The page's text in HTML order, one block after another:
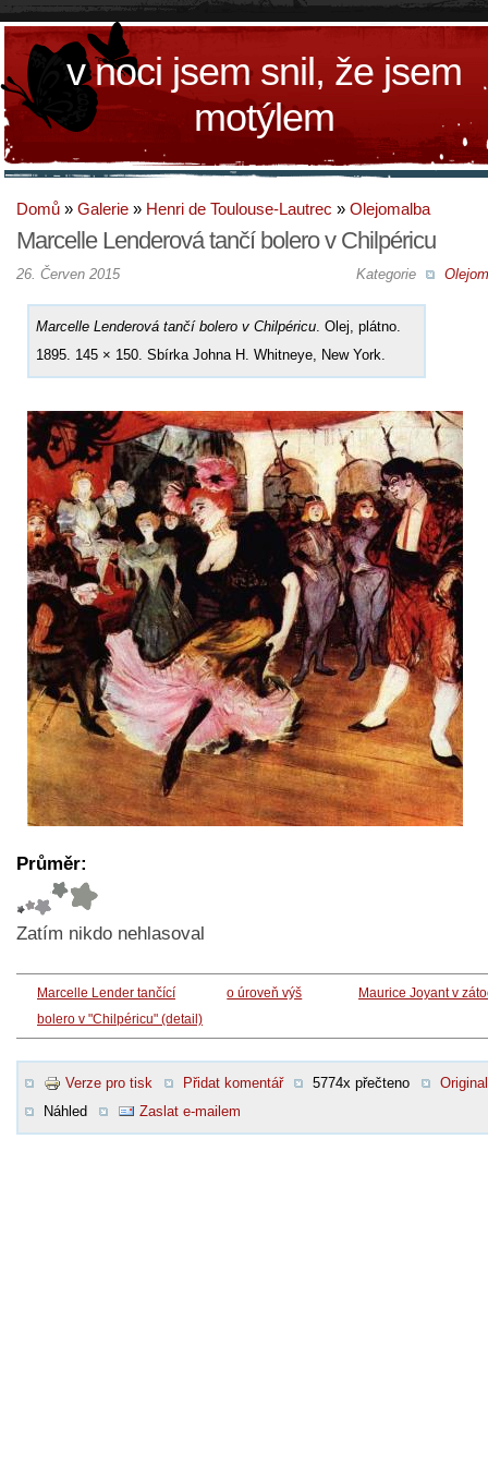
v noci jsem snil, že jsem
motýlem
Domů » Galerie » Henri de Toulouse-Lautrec » Olejomalba
Marcelle Lenderová tančí bolero v Chilpéricu
Kategorie
26. Červen 2015
Marcelle Lenderová tančí bolero v Chilpéricu . Olej, plátno.
1895. 145 × 150. Sbírka Johna H. Whitneye, New York.
Průměr:
Zatím nikdo nehlasoval
Marcelle Lender tančící
bolero v "Chilpéricu" (detail)
o úroveň výš Maurice Joyant v
Verze pro tisk Přidat komentář 5774x přečteno
Original
Náhled
Zaslat e-mailem